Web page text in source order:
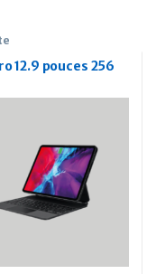
12.9 pouces 256